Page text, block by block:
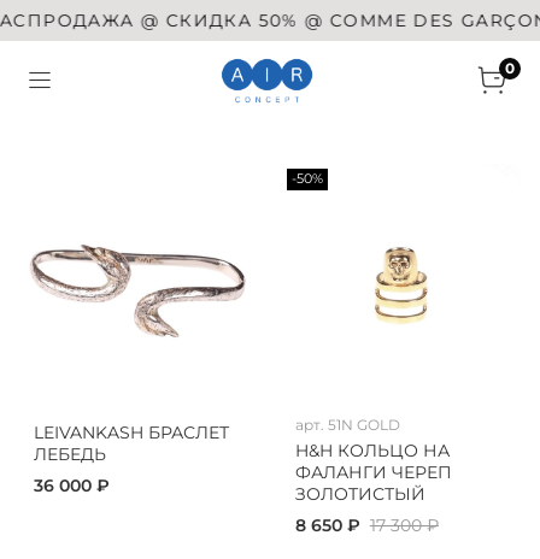
@ СКИДКА 50% @ COMME DES GARÇONS @
0
LEIVANKASH БРАСЛЕТ
ЛЕБЕДЬ
36 000 ₽
-50%
арт. 51N GOLD
H&H КОЛЬЦО НА
ФАЛАНГИ ЧЕРЕП
ЗОЛОТИСТЫЙ
8 650 ₽ 17 300 ₽